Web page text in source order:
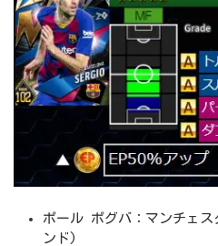
ポール ポグバ：マンチェ
ンド)